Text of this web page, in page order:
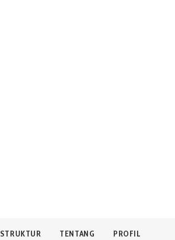
STRUKTUR
TENTANG
PROFIL